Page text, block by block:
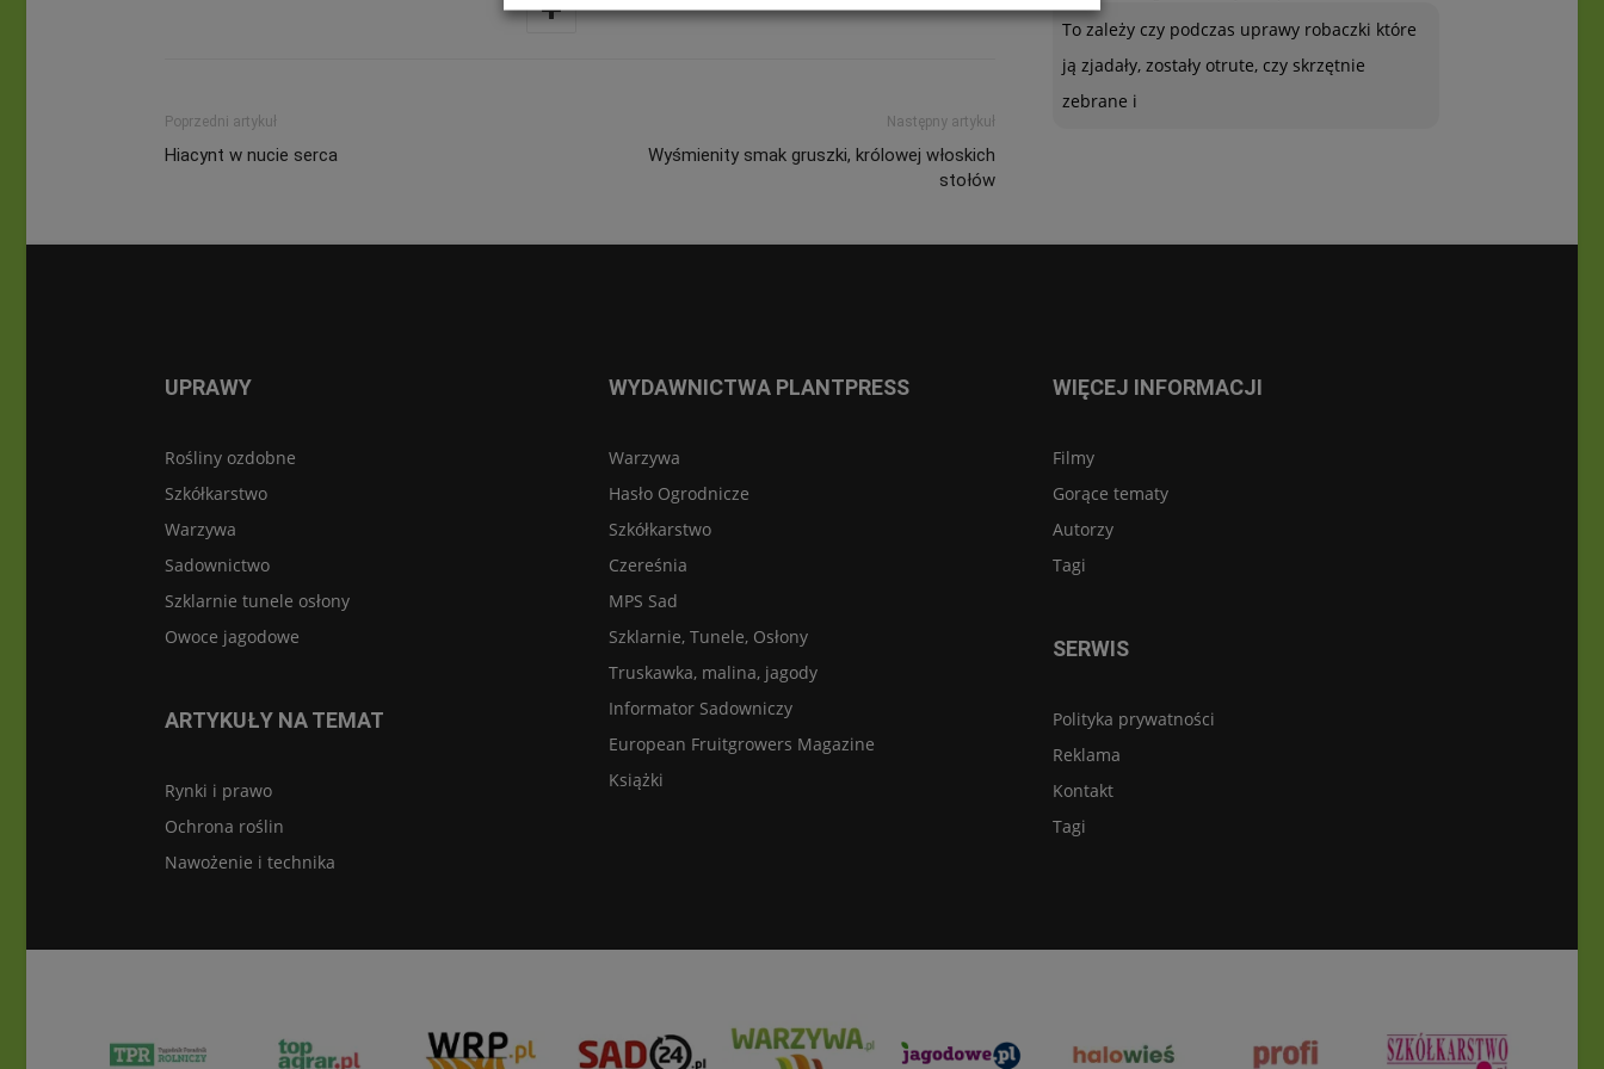
Poprzedni artykuł
Hiacynt w nucie serca
Następny artykuł
Wyśmienity smak gruszki, królowej włoskich
stołów
To zależy czy podczas uprawy robaczki które
ją zjadały, zostały otrute, czy skrzętnie
zebrane i
UPRAWY
Rośliny ozdobne
Szkółkarstwo
Warzywa
Sadownictwo
Szklarnie tunele osłony
Owoce jagodowe
ARTYKUŁY NA TEMAT
Rynki i prawo
Ochrona roślin
Nawożenie i technika
WYDAWNICTWA PLANTPRESS
Warzywa
Hasło Ogrodnicze
Szkółkarstwo
Czereśnia
MPS Sad
Szklarnie, Tunele, Osłony
Truskawka, malina, jagody
Informator Sadowniczy
European Fruitgrowers Magazine
Książki
WIĘCEJ INFORMACJI
Filmy
Gorące tematy
Autorzy
Tagi
SERWIS
Polityka prywatności
Reklama
Kontakt
Tagi